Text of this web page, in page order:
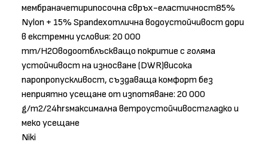
мембраначетирипосочна свръх-еластичност85%
Nylon + 15% Spandexотлична водоустойчивост дори
в екстремни условия: 20 000
mm/H2Oводоотблъскващо покритие с голяма
устойчивост на износване (DWR)висока
паропропускливост, създаваща комфорт без
неприятно усещане от изпотяване: 20 000
g/m2/24hrsмаксимална ветроустойчивостгладко и
меко усещане
Niki